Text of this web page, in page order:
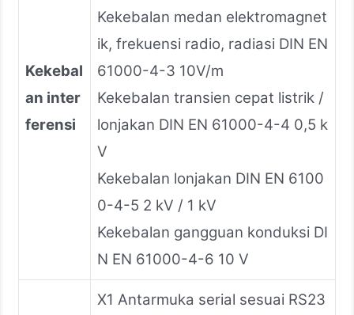
Kekebal
an inter
ferensi
Kekebalan medan elektromagnet
ik, frekuensi radio, radiasi DIN EN
61000-4-3 10V/m
Kekebalan transien cepat listrik /
lonjakan DIN EN 61000-4-4 0,5 k
V
Kekebalan lonjakan DIN EN 6100
0-4-5 2 kV / 1 kV
Kekebalan gangguan konduksi DI
N EN 61000-4-6 10 V
X1 Antarmuka serial sesuai RS23